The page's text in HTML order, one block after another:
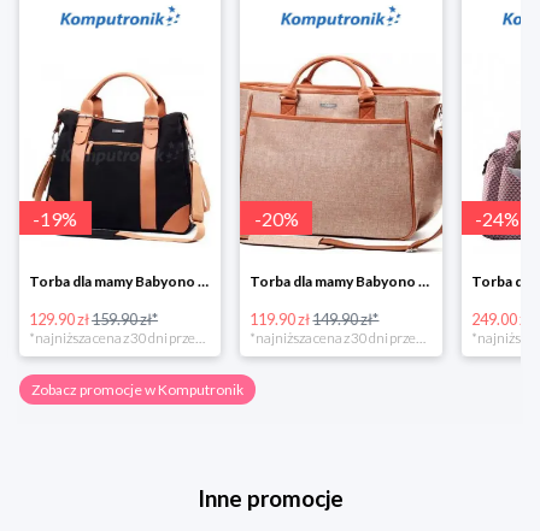
-19%
Torba dla mamy Babyono 1505/01 Comfort Icoinic 5/5
129.90 zł159.90 zł*
-20%
Torba dla mamy Babyono 1507/01 Comfort Chic w super cenie
119.90 zł149.90 zł*
-24%
249.00 zł
Zobacz promocje w Komputronik
Inne promocje